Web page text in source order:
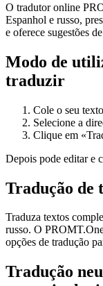
O tradutor online
Espanhol e russo,
e oferece sugestões
Modo de
traduzir
Cole o seu
Selecione a
Clique em
Depois pode editar e
Tradução de
Traduza textos
russo. O
opções de tradução
Tradução